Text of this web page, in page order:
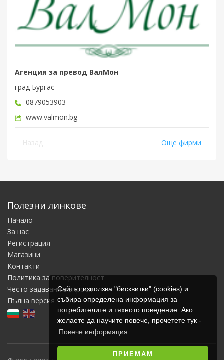
Сайтът използва "бисквитки" (cookies) и
събира определена информация за
потребителите и тяхното поведение. Ако
желаете да научите повече, прочетете тук -
Повече информация
ПРИЕМАМ
Агенция за превод ВалМон
град Бургас
0879053903
www.valmon.bg
Още фирми
Полезни линкове
Начало
За нас
Регистрация
Магазини
Контакти
Политика за поверителност
Често задавани въпроси
Пълна версия